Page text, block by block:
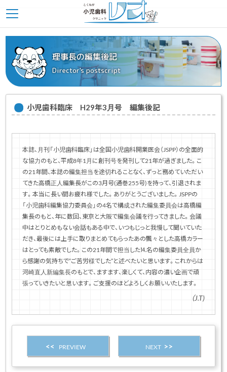
理事長の編集後記
Director's postscript
小児歯科臨床 H29年3月号 編集後記
本誌、月刊「小児歯科臨床」は全国小児歯科開業医会（JSPP）の全面的
な協力のもと、平成8年1月に創刊号を発刊して21年が過ぎました。こ
の21年間、本誌の編集担当を途切れることなく、ずっと務めていただい
てきた高橋正人編集長がこの3月号(通巻255号)を持って、引退されま
す。本当に長い間お疲れ様でした。ありがとうございました。JSPPの
「小児歯科編集協力委員会」の4名で構成された編集委員会は高橋編
集長のもと、年に数回、東京と大阪で編集会議を行ってきました。会議
中はとりとめもない会話もある中で、いつもじっと我慢して聞いていた
だき、最後には上手に取りまとめてもらったあの飄々とした高橋カラー
はとっても素敵でした。この21年間で担当した⒕名の編集委員全員か
ら感謝の気持ちで“ご苦労様でした”と述べたいと思います。これからは
河崎直人新編集長のもとで、ますます、楽しくて、内容の濃い企画で頑
張っていきたいと思います。ご支援のほどよろしくお願いいたします。
（J.T)
PREVIEW NEXT